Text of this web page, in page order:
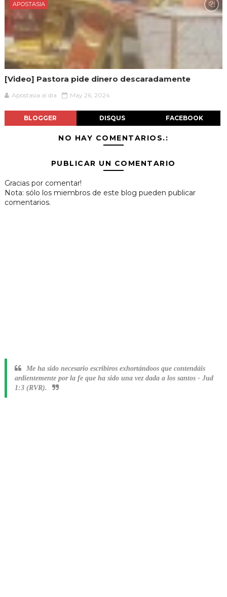
APOSTASIA
[Video] Pastora pide dinero descaradamente
Apostasia al dia May 26, 2024
BLOGGER DISQUS FACEBOOK
NO HAY COMENTARIOS.:
PUBLICAR UN COMENTARIO
Gracias por comentar!
Nota: sólo los miembros de este blog pueden publicar
comentarios.
Me ha sido necesario escribiros exhortándoos que contendáis
ardientemente por la fe que ha sido una vez dada a los santos - Jud
1:3 (RVR).